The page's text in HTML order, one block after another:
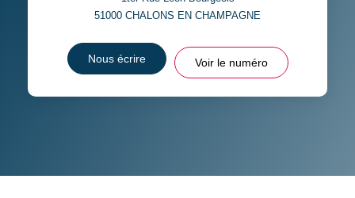
51000 CHALONS EN CHAMPAGNE
Nous écrire Voir le numéro